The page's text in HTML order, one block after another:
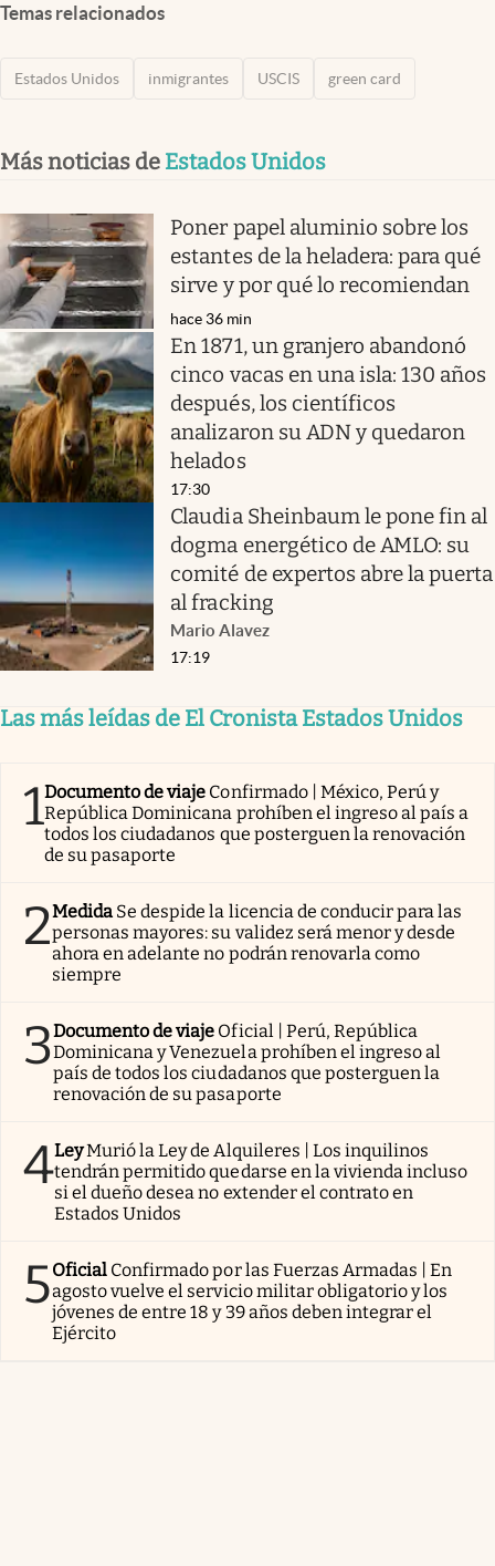
Temas relacionados
Estados Unidos inmigrantes USCIS green card
Más noticias de Estados Unidos
Poner papel aluminio sobre los
estantes de la heladera: para qué
sirve y por qué lo recomiendan
hace 36 min
En 1871, un granjero abandonó
cinco vacas en una isla: 130 años
después, los científicos
analizaron su ADN y quedaron
helados
17:30
Claudia Sheinbaum le pone fin al
dogma energético de AMLO: su
comité de expertos abre la puerta
al fracking
Mario Alavez
17:19
Las más leídas de El Cronista Estados Unidos
1Documento de viaje Confirmado | México, Perú y
República Dominicana prohíben el ingreso al país a
todos los ciudadanos que posterguen la renovación
de su pasaporte
2Medida Se despide la licencia de conducir para las
personas mayores: su validez será menor y desde
ahora en adelante no podrán renovarla como
siempre
3Documento de viaje Oficial | Perú, República
Dominicana y Venezuela prohíben el ingreso al
país de todos los ciudadanos que posterguen la
renovación de su pasaporte
4LeyMurió la Ley de Alquileres | Los inquilinos
tendrán permitido quedarse en la vivienda incluso
si el dueño desea no extender el contrato en
Estados Unidos
5Oficial Confirmado por las Fuerzas Armadas | En
agosto vuelve el servicio militar obligatorio y los
jóvenes de entre 18 y 39 años deben integrar el
Ejército